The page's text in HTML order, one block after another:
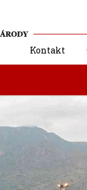
Kontakt